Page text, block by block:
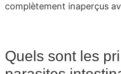
complètement inaperçus
Quels sont les